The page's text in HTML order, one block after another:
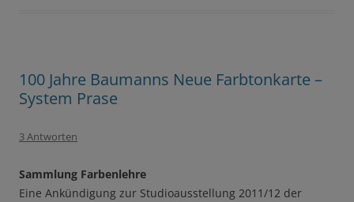
100 Jahre Baumanns Neue Farbtonkarte –
System Prase
3 Antworten
Sammlung Farbenlehre
Eine Ankündigung zur Studioausstellung 2011/12 der